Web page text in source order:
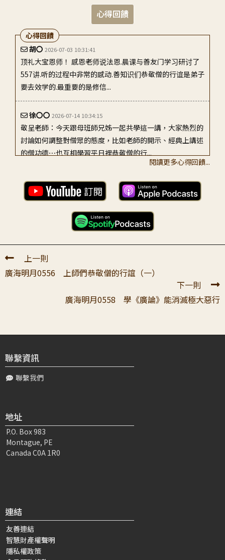
心得回饋
胡〇 2026-07-03 10:31:41
顶礼大宝恩师！ 感恩老师说法恩.晨课与善友门学习研讨了
557讲.听的过程中非常的感动.善知识们恭敬僧的行谊是弟子
要去效学的.最重要的是修信...
徐〇〇 2026-07-14 10:34:15
敬呈老師：今天跟母班師兄姊一起共學這一講，大家熱烈的
討論如何調整對僧眾的態度，比如老師的開示、經典上講述
的僧功德⋯也互相學習平日裡恭敬僧的行...
鄭〇〇2026-07-02 05:34:17
103年春夏之際，我第一次去四川阿壩各莫寺參訪。當時各
的阿底峽尊者/宗喀巴大師，都尙未竣...
罗〇〇2026-07-02 08:50:14
至诚恭敬顶礼大宝老师！ 无比感恩老师数数叮咛教诫弟子
要好好修行修心于师法友所有人修净相！ 更是举出仁波切
喜、堅持串修這段教誡 (弟子要學修成為眾生僕人，在面對
張〇〇
重？為什麼之後又說到修淨相？修信心、...
方〇〇2026-07-01 21:52:24
恭敬頂禮大寶恩師： 感恩師長為我們宣說上師們恭敬僧的
真如上師您好！非常感恩 真如上師為弟子們開示善知識的
行義，很驚訝，很感動，原來大上師是把自己看成是僧團的
僕人，非常恭敬每一位出家人。弟子發願...
心得回饋
閱讀更多心得回饋...
上一則
廣海明月0556 上師們恭敬僧的行誼（一）
下一則
廣海明月0558 學《廣論》能消滅極大惡行
聯繫資訊
聯繫我們
地址
P.O. Box 983
Montague, PE
Canada C0A 1R0
連結
友善連結
智慧財產權聲明
隱私權政策